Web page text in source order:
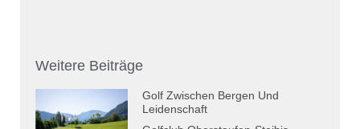
Weitere Beiträge
Golf Zwischen Bergen Und
Leidenschaft